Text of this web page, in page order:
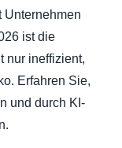
Unternehmen
ist die
nur ineffizient,
Erfahren Sie,
und durch KI-